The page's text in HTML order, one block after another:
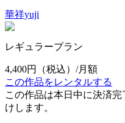
華祥yuji
レギュラープラン
4,400円
（税込）/月額
この作品をレンタルする
この作品は本日中に決済完
けします。